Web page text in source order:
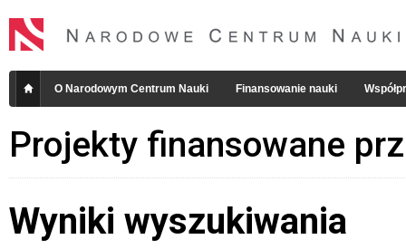
O Narodowym Centrum Nauki Finansowanie nauki
Projekty finansowane
Wyniki wyszukiwania